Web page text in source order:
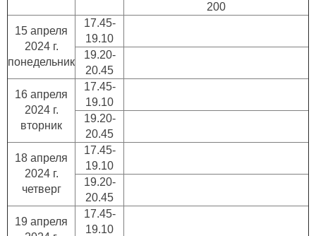
200
15 апреля
2024 г.
понедельник
17.45-
19.10
19.20-
20.45
16 апреля
2024 г.
вторник
17.45-
19.10
19.20-
20.45
18 апреля
2024 г.
четверг
17.45-
19.10
19.20-
20.45
19 апреля
17.45-
19.10